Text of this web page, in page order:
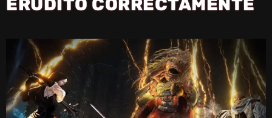
ERUDITO CORRECTAMENTE